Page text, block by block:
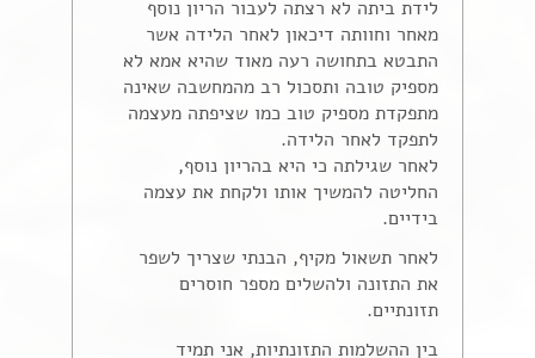
לידת ביתה לא רצתה לעבור הריון נוסף
מאחר וחוותה דיכאון לאחר הלידה אשר
התבטא בתחושה רעה מאוד שהיא אמא לא
מספיק טובה ותסכול רב מהמחשבה שאינה
מתפקדת מספיק טוב כמו שציפתה מעצמה
לתפקד לאחר הלידה.
לאחר שגילתה כי היא בהריון נוסף,
החליטה להמשיך אותו ולקחת את עצמה
בידיים.
לאחר תשאול מקיף, הבנתי שצריך לשפר
את התזונה ולהשלים מספר חוסרים
תזונתיים.
בין ההשלמות התזונתיות, אני תמיד